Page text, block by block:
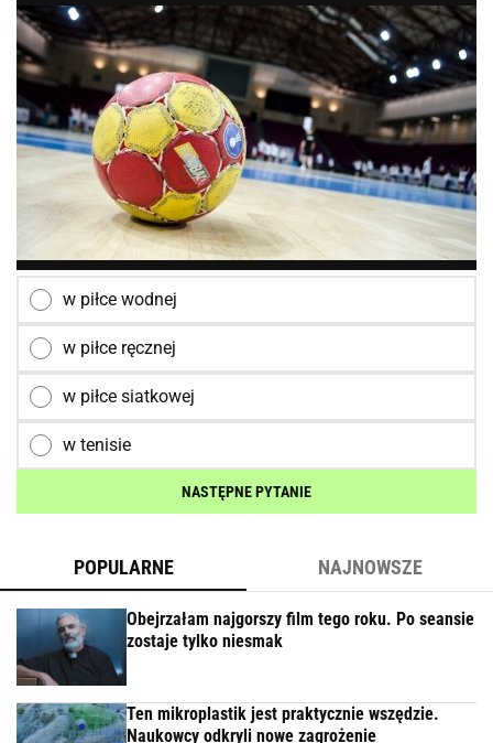
w piłce wodnej
w piłce ręcznej
w piłce siatkowej
w tenisie
NASTĘPNE PYTANIE
POPULARNE NAJNOWSZE
Obejrzałam najgorszy film tego roku. Po seansie
zostaje tylko niesmak
Ten mikroplastik jest praktycznie wszędzie.
Naukowcy odkryli nowe zagrożenie